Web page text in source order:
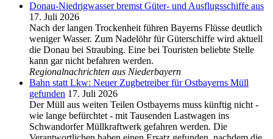
Donau-Niedrigwasser bremst Güter- und Ausflugsschiffe aus
17. Juli 2026
Nach der langen Trockenheit führen Bayerns Flüsse deutlich
weniger Wasser. Zum Nadelöhr für Güterschiffe wird aktuell
die Donau bei Straubing. Eine bei Touristen beliebte Stelle
kann gar nicht befahren werden.
Regionalnachrichten aus Niederbayern
Bahn statt Lkw: Neuer Zugbetreiber für Ostbayerns Müll
gefunden 17. Juli 2026
Der Müll aus weiten Teilen Ostbayerns muss künftig nicht -
wie lange befürchtet - mit Tausenden Lastwagen ins
Schwandorfer Müllkraftwerk gefahren werden. Die